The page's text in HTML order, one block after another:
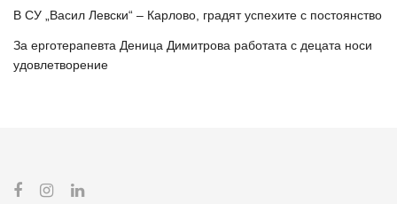
В СУ „Васил Левски“ – Карлово, градят успехите с постоянство
За ерготерапевта Деница Димитрова работата с децата носи
удовлетворение